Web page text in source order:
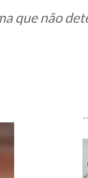
que não
--